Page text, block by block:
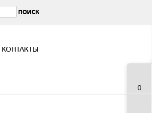
КОНТАКТЫ
0